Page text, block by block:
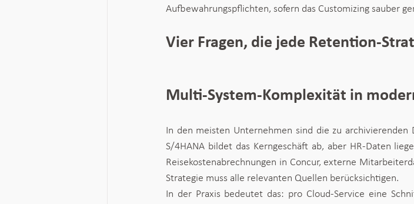
Aufbewahrungspflichten, sofern das Customizing sauber
Vier Fragen, die jede Retention-
Multi-System-Komplexität in
In den meisten Unternehmen sind die zu
S/4HANA bildet das Kerngeschäft ab, aber HR-Daten
Reisekostenabrechnungen in Concur, externe
Strategie muss alle relevanten Quellen berücksichtigen.
In der Praxis bedeutet das: pro Cloud-Service eine